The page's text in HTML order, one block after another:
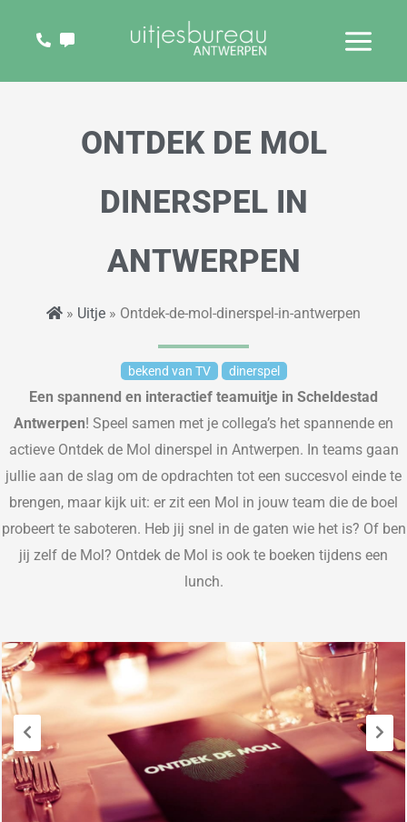
ONTDEK DE MOL
DINERSPEL IN
ANTWERPEN
» Uitje » Ontdek-de-mol-dinerspel-in-antwerpen
bekend van TV dinerspel
Een spannend en interactief teamuitje in Scheldestad
Antwerpen! Speel samen met je collega’s het spannende en
actieve Ontdek de Mol dinerspel in Antwerpen. In teams gaan
jullie aan de slag om de opdrachten tot een succesvol einde te
brengen, maar kijk uit: er zit een Mol in jouw team die de boel
probeert te saboteren. Heb jij snel in de gaten wie het is? Of ben
jij zelf de Mol? Ontdek de Mol is ook te boeken tijdens een
lunch.